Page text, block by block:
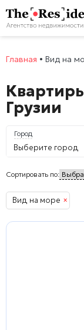
Главная • Вид на
Грузии
Город
Выберите город
Сортировать по:
Вид на море ×